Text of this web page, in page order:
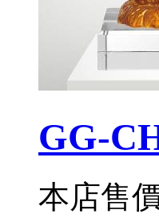
GG-
本店售價